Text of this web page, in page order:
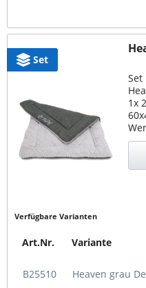
Set
Set
1x
Verfügbare Varianten
Art.Nr. Variante
B25510 Heaven grau